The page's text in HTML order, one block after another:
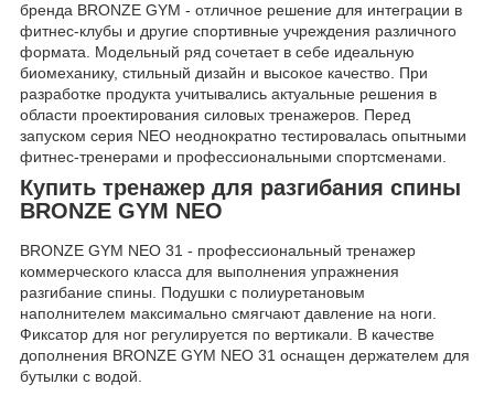
бренда BRONZE GYM - отличное решение для интеграции в
фитнес-клубы и другие спортивные учреждения различного
формата. Модельный ряд сочетает в себе идеальную
биомеханику, стильный дизайн и высокое качество. При
разработке продукта учитывались актуальные решения в
области проектирования силовых тренажеров. Перед
запуском серия NEO неоднократно тестировалась опытными
фитнес-тренерами и профессиональными спортсменами.
Купить тренажер для разгибания спины
BRONZE GYM NEO
BRONZE GYM NEO 31 - профессиональный тренажер
коммерческого класса для выполнения упражнения
разгибание спины. Подушки с полиуретановым
наполнителем максимально смягчают давление на ноги.
Фиксатор для ног регулируется по вертикали. В качестве
дополнения BRONZE GYM NEO 31 оснащен держателем для
бутылки с водой.